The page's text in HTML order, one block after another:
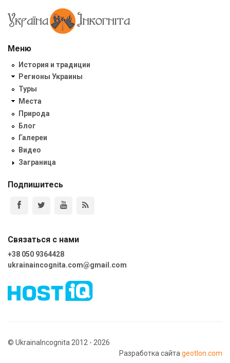
Меню
История и традиции
Регионы Украины
Туры
Места
Природа
Блог
Галереи
Видео
Заграница
Подпишитесь
Связаться с нами
+38 050 9364428
ukrainaincognita.com@gmail.com
© UkrainaIncognita 2012 - 2026
Разработка сайта geotlon.com